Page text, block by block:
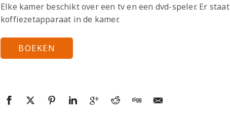
Elke kamer beschikt over een tv en een dvd-speler. Er
koffiezetapparaat in de kamer.
BOEKEN